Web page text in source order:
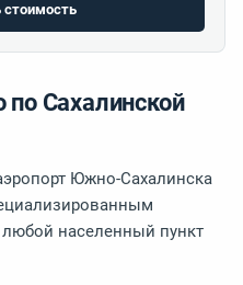
стоимость
Сахалинской
Южно-Сахалинска
населенный пункт